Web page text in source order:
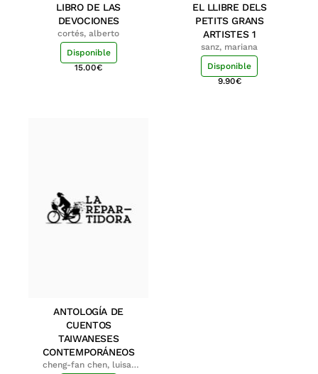
LIBRO DE LAS
DEVOCIONES
cortés, alberto
Disponible
15.00€
EL LLIBRE DELS
PETITS GRANS
ARTISTES 1
sanz, mariana
Disponible
9.90€
ANTOLOGÍA DE
CUENTOS
TAIWANESES
CONTEMPORÁNEOS
cheng-fan chen, luisa;